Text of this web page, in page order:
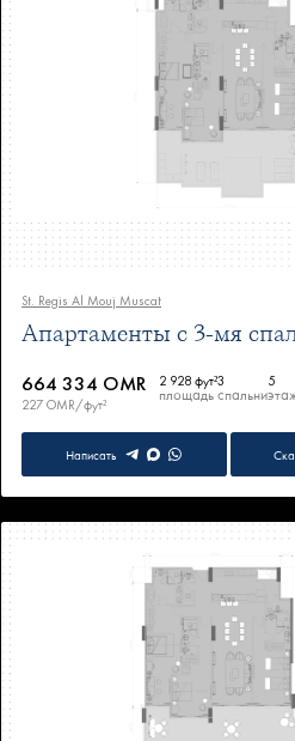
St. Regis Al Mouj Muscat
Апартаменты с 3-мя
664 334 OMR
227 OMR/фут²
2 928 фут²
площадь
3
спальни
5
Написать